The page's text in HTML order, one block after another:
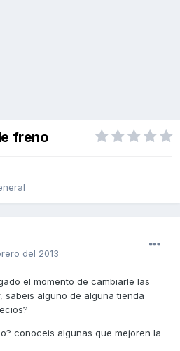
freno
del 2013
el momento de cambiarle las
sabeis alguno de alguna tienda
conoceis algunas que mejoren la